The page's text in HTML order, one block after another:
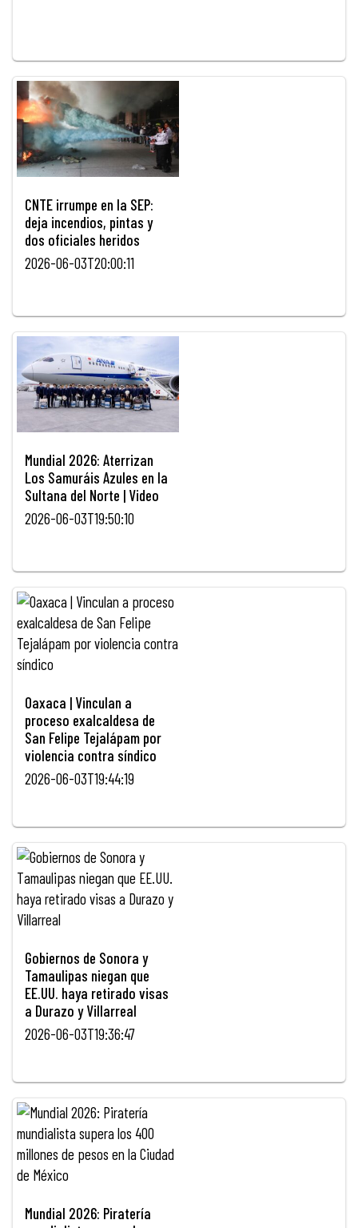
CNTE irrumpe en la SEP:
deja incendios, pintas y
dos oficiales heridos
2026-06-03T20:00:11
Mundial 2026: Aterrizan
Los Samuráis Azules en la
Sultana del Norte | Video
2026-06-03T19:50:10
Oaxaca | Vinculan a
proceso exalcaldesa de
San Felipe Tejalápam por
violencia contra síndico
2026-06-03T19:44:19
Gobiernos de Sonora y
Tamaulipas niegan que
EE.UU. haya retirado visas
a Durazo y Villarreal
2026-06-03T19:36:47
Mundial 2026: Piratería